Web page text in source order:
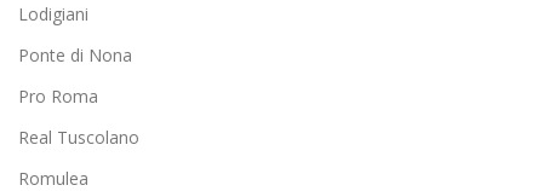
Lodigiani
Ponte di Nona
Pro Roma
Real Tuscolano
Romulea